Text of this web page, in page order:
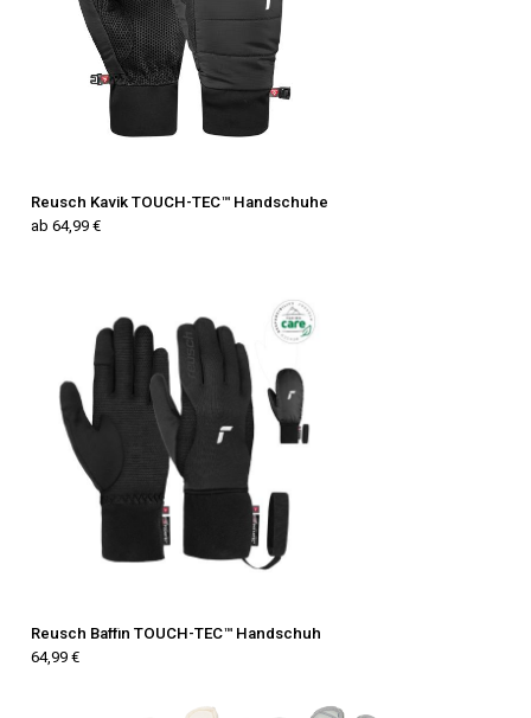
Reusch Kavik TOUCH-TEC™ Handschuhe
ab 64,99 €
Reusch Baffin TOUCH-TEC™ Handschuh
64,99 €